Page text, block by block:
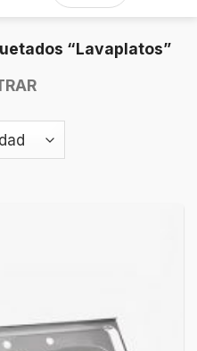
“Lavaplatos”